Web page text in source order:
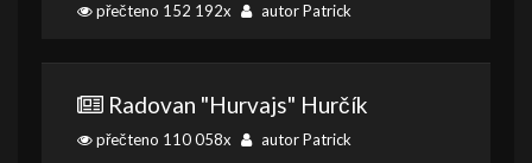
přečteno 152 192x autor Patrick
Radovan "Hurvajs" Hurčík
přečteno 110 058x autor Patrick